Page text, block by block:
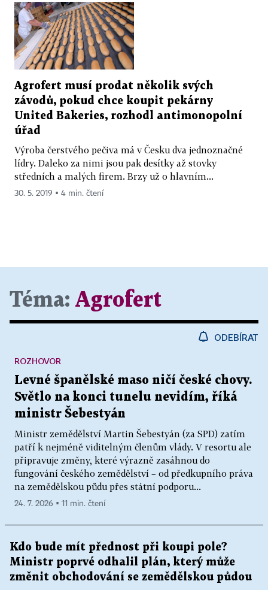
Agrofert musí prodat několik svých
závodů, pokud chce koupit pekárny
United Bakeries, rozhodl antimonopolní
úřad
Výroba čerstvého pečiva má v Česku dva jednoznačné
lídry. Daleko za nimi jsou pak desítky až stovky
středních a malých firem. Brzy už o hlavním...
30. 5. 2019 ▪ 4 min. čtení
Téma: Agrofert
ODEBÍRAT
Levné španělské maso ničí české chovy.
Světlo na konci tunelu nevidím, říká
ministr Šebestyán
Ministr zemědělství Martin Šebestyán (za SPD) zatím
patří k nejméně viditelným členům vlády. V resortu ale
připravuje změny, které výrazně zasáhnou do
fungování českého zemědělství – od předkupního práva
na zemědělskou půdu přes státní podporu...
ROZHOVOR
24. 7. 2026 ▪ 11 min. čtení
Kdo bude mít přednost při koupi pole?
Ministr poprvé odhalil plán, který může
změnit obchodování se zemědělskou půdou